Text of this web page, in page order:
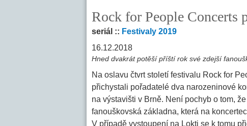
Rock for People Concerts
seriál :: Festivaly 2019
16.12.2018
Hned dvakrát potěší příští rok své zdejší
Na oslavu čtvrt století festivalu Rock for
přichystali pořadatelé dva narozeninové
na výstavišti v Brně. Není pochyb o tom,
fanouškovská základna, která na
V případě vystoupení na Lokti se k tomu